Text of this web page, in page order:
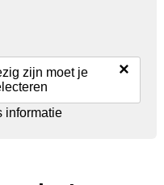
zijn moet je
×
informatie